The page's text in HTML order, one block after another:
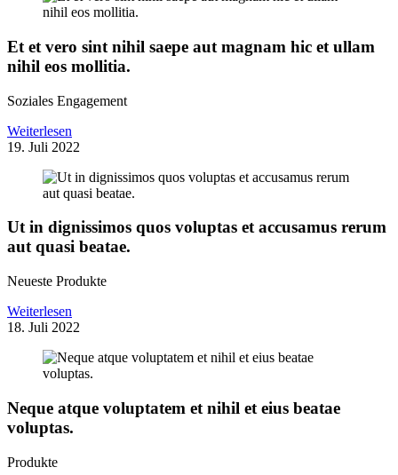
Et et vero sint nihil saepe aut magnam hic et ullam
nihil eos mollitia.
Soziales Engagement
Weiterlesen
19. Juli 2022
Ut in dignissimos quos voluptas et accusamus rerum
aut quasi beatae.
Neueste Produkte
Weiterlesen
18. Juli 2022
Neque atque voluptatem et nihil et eius beatae
voluptas.
Produkte